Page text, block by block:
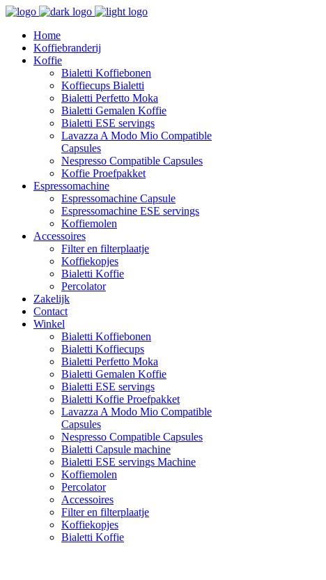
Home
Koffiebranderij
Koffie
Bialetti Koffiebonen
Koffiecups Bialetti
Bialetti Perfetto Moka
Bialetti Gemalen Koffie
Bialetti ESE servings
Lavazza A Modo Mio Compatible
Capsules
Nespresso Compatible Capsules
Koffie Proefpakket
Espressomachine
Espressomachine Capsule
Espressomachine ESE servings
Koffiemolen
Accessoires
Filter en filterplaatje
Koffiekopjes
Bialetti Koffie
Percolator
Zakelijk
Contact
Winkel
Bialetti Koffiebonen
Bialetti Koffiecups
Bialetti Perfetto Moka
Bialetti Gemalen Koffie
Bialetti ESE servings
Bialetti Koffie Proefpakket
Lavazza A Modo Mio Compatible
Capsules
Nespresso Compatible Capsules
Bialetti Capsule machine
Bialetti ESE servings Machine
Koffiemolen
Percolator
Accessoires
Filter en filterplaatje
Koffiekopjes
Bialetti Koffie